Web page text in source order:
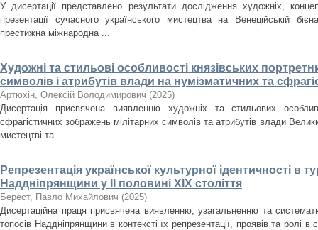
У дисертації представлено результати дослідження художніх,
презентації сучасного українського мистецтва на Венеційській
престижна міжнародна ...
Художні та стильові особливості князівських
символів і атрибутів влади на нумізматичних та
Артюхін, Олексій Володимирович (2025)
Дисертація присвячена виявленню художніх та стильових
сфрагістичних зображень мілітарних символів та атрибутів влади
мистецтві та ...
Репрезентація української культурної ідентичності в
Наддніпрянщини у ІІ половині XIX століття
Берест, Павло Михайлович (2025)
Дисертаційна праця присвячена виявленню, узагальненню та
топосів Наддніпрянщини в контексті їх репрезентації, проявів та ролі в